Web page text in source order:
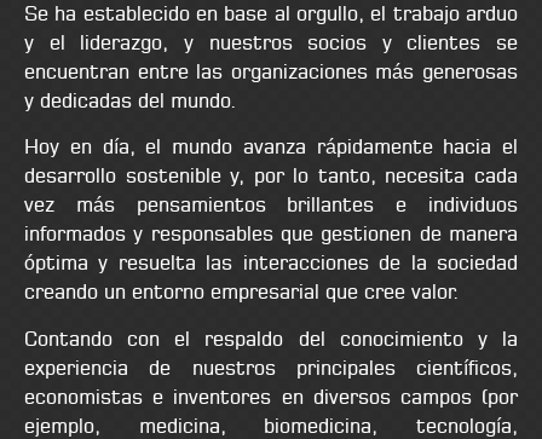
Se ha establecido en base al orgullo, el trabajo arduo
y el liderazgo, y nuestros socios y clientes se
encuentran entre las organizaciones más generosas
y dedicadas del mundo.
Hoy en día, el mundo avanza rápidamente hacia el
desarrollo sostenible y, por lo tanto, necesita cada
vez más pensamientos brillantes e individuos
informados y responsables que gestionen de manera
óptima y resuelta las interacciones de la sociedad
creando un entorno empresarial que cree valor.
Contando con el respaldo del conocimiento y la
experiencia de nuestros principales científicos,
economistas e inventores en diversos campos (por
ejemplo, medicina, biomedicina, tecnología,